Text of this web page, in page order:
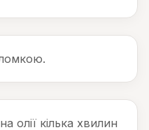
олії кілька хвилин